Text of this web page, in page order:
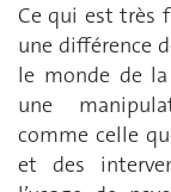
Ce qui est très
une différence
le monde de la
une
comme celle
et des